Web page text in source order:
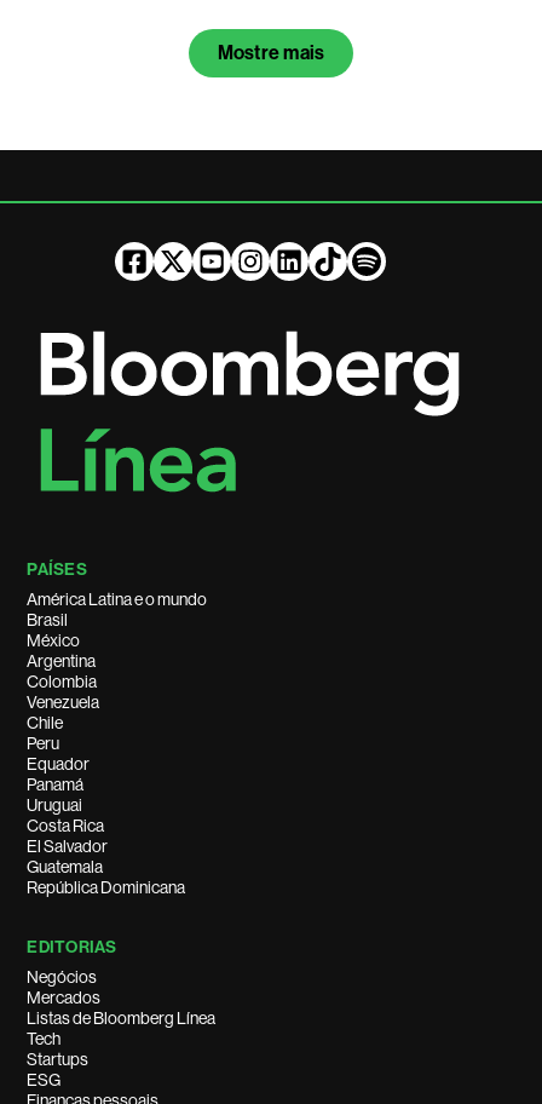
Mostre mais
PAÍSES
América Latina e o mundo
Brasil
México
Argentina
Colombia
Venezuela
Chile
Peru
Equador
Panamá
Uruguai
Costa Rica
El Salvador
Guatemala
República Dominicana
EDITORIAS
Negócios
Mercados
Listas de Bloomberg Línea
Tech
Startups
ESG